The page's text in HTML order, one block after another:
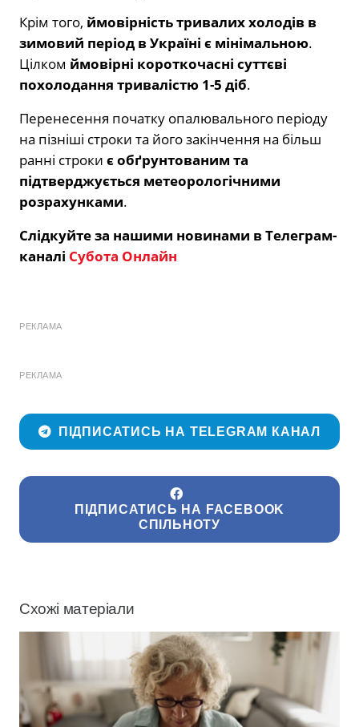
Крім того, ймовірність тривалих холодiв в
зимовий період в Україні є мінімальною.
Цілком ймовiрнi короткочаснi суттєві
похолодання тривалістю 1-5 діб.
Перенесення початку опалювального періоду
на пізніші строки та його закінчення на більш
ранні строки є обґрунтованим та
підтверджується метеорологічними
розрахунками.
Слідкуйте за нашими новинами в Телеграм-
каналі Субота Онлайн
РЕКЛАМА
РЕКЛАМА
ПІДПИСАТИСЬ НА TELEGRAM КАНАЛ
ПІДПИСАТИСЬ НА FACEBOOK
СПІЛЬНОТУ
Схожі матеріали